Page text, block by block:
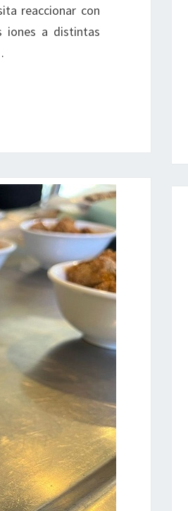
reaccionar con
iones a distintas